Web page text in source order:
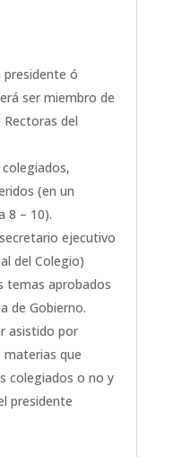
ó
ser miembro de
Rectoras del
(en un
8 – 10).
ejecutivo
del Colegio)
temas aprobados
de Gobierno.
asistido por
materias que
colegiados o no y
presidente